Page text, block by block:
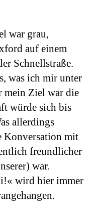
war grau,
auf einem
Schnellstraße.
was ich mir unter
mein Ziel war die
würde sich bis
allerdings
Konversation mit
freundlicher
war.
wird hier immer